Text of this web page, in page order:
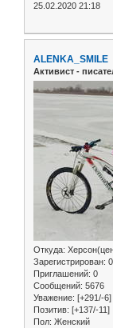
25.02.2020 21:18
ALENKA_SMILE
Активист -
Откуда:
Зарегистрирован:
Приглашений: 0
Сообщений: 5676
Уважение: [+291/-6]
Позитив: [+137/-11]
Пол: Женский